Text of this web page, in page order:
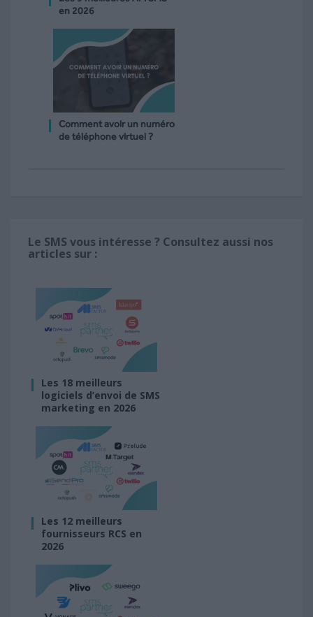
en 2026
Comment avoir un numéro
de téléphone virtuel ?
Le SMS vous intéresse ? Consultez aussi nos
articles sur :
Les 18 meilleurs
logiciels d’envoi de SMS
marketing en 2026
Les 12 meilleurs
fournisseurs RCS en
2026